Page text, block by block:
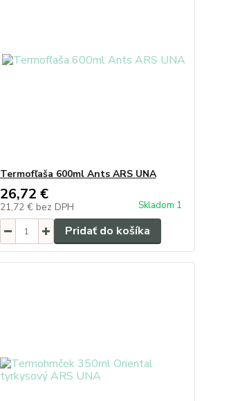
Termofľaša 600ml Ants ARS UNA
26,72 €
21,72 € bez DPH Skladom 1
Pridať do košíka